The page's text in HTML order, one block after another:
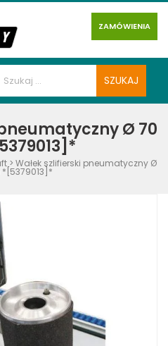
ZAMÓWIENIA
Ø 70
> Wałek szlifierski pneumatyczny Ø